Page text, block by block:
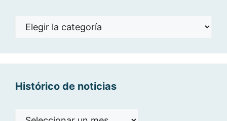
Noticias
Histórico de noticias
Histórico